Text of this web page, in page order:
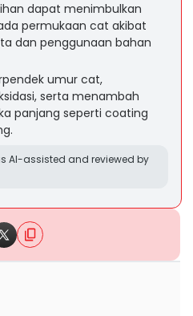
dapat menimbulkan
permukaan cat akibat
dan penggunaan bahan
umur cat,
serta menambah
panjang seperti coating
AI-assisted and reviewed by